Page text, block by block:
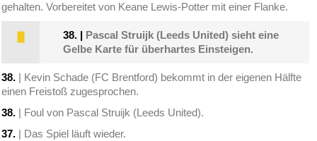
gehalten. Vorbereitet von Keane Lewis-Potter mit einer Flanke.
38. | Pascal Struijk (Leeds United) sieht eine
Gelbe Karte für überhartes Einsteigen.
38. | Kevin Schade (FC Brentford) bekommt in der eigenen Hälfte
einen Freistoß zugesprochen.
38. | Foul von Pascal Struijk (Leeds United).
37. | Das Spiel läuft wieder.